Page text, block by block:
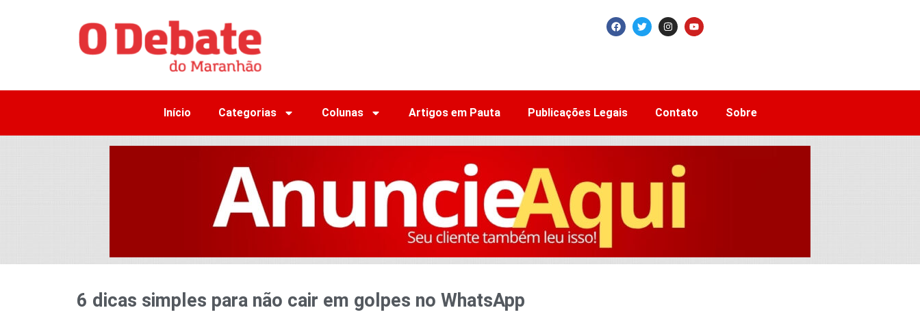
Início Categorias Colunas Artigos em Pauta Publicações Legais Contato Sobre
6 dicas simples para não cair em golpes no WhatsApp